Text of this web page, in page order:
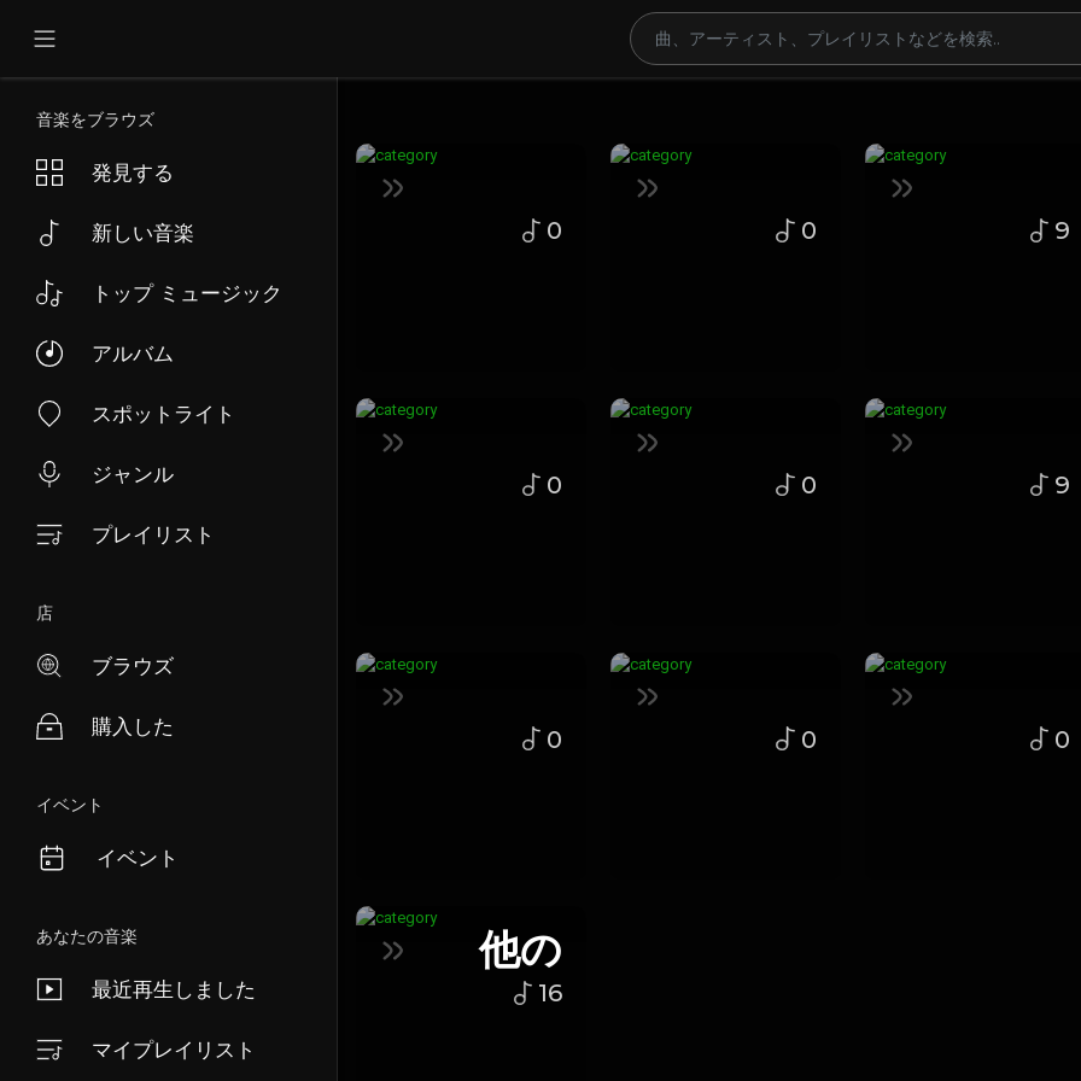
音楽をブラウズ
発見する
新しい音楽
トップ ミュージック
アルバム
スポットライト
ジャンル
プレイリスト
店
ブラウズ
購入した
イベント
イベント
あなたの音楽
最近再生しました
マイプレイリスト
0 0 9
0 0 9
0 0 0
他の
16